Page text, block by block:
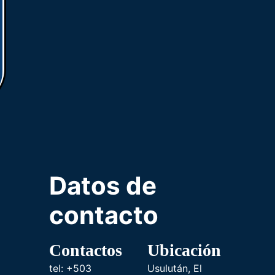
Datos de
contacto
Contactos
tel: +503
Ubicación
Usulután, El